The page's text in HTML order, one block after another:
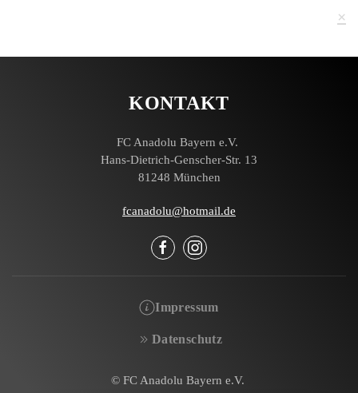
×
KONTAKT
FC Anadolu Bayern e.V.
Hans-Dietrich-Genscher-Str. 13
81248 München
fcanadolu@hotmail.de
Impressum
Datenschutz
© FC Anadolu Bayern e.V.